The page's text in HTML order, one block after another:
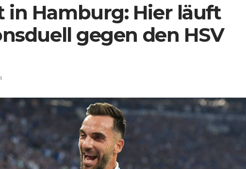
in Hamburg: Hier läuft
gegen den HSV